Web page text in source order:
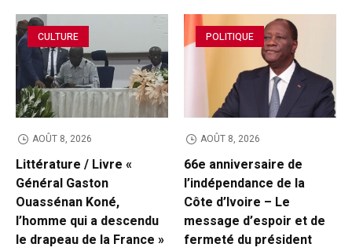
CULTURE
AOÛT 8, 2026
Littérature / Livre «
Général Gaston
Ouassénan Koné,
l’homme qui a descendu
le drapeau de la France »
POLITIQUE
AOÛT 8, 2026
66e anniversaire de
l’indépendance de la
Côte d’Ivoire – Le
message d’espoir et de
fermeté du président